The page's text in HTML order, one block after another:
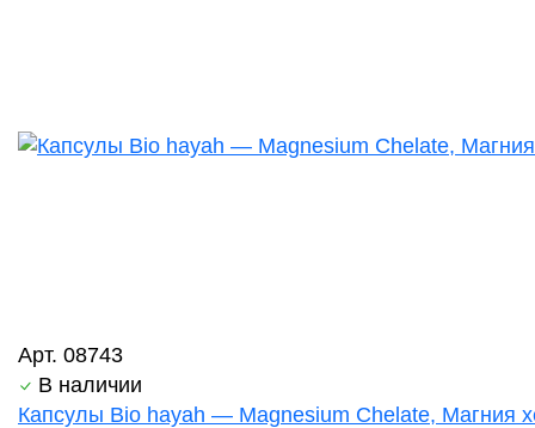
Арт. 08743
В наличии
Капсулы Bio hayah — Magnesium Chelate, Магния